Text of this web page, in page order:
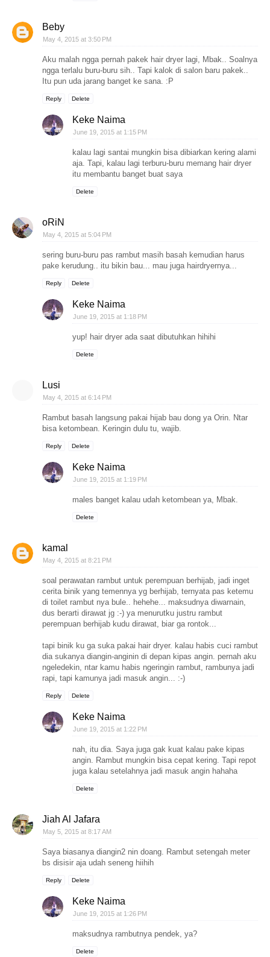
Beby
May 4, 2015 at 3:50 PM
Aku malah ngga pernah pakek hair dryer lagi, Mbak.. Soalnya
ngga terlalu buru-buru sih.. Tapi kalok di salon baru pakek..
Itu pun uda jarang banget ke sana. :P
Reply Delete
Keke Naima
June 19, 2015 at 1:15 PM
kalau lagi santai mungkin bisa dibiarkan kering alami
aja. Tapi, kalau lagi terburu-buru memang hair dryer
itu membantu banget buat saya
Delete
oRiN
May 4, 2015 at 5:04 PM
sering buru-buru pas rambut masih basah kemudian harus
pake kerudung.. itu bikin bau... mau juga hairdryernya...
Reply Delete
Keke Naima
June 19, 2015 at 1:18 PM
yup! hair dryer ada saat dibutuhkan hihihi
Delete
Lusi
May 4, 2015 at 6:14 PM
Rambut basah langsung pakai hijab bau dong ya Orin. Ntar
bisa ketombean. Keringin dulu tu, wajib.
Reply Delete
Keke Naima
June 19, 2015 at 1:19 PM
males banget kalau udah ketombean ya, Mbak.
Delete
kamal
May 4, 2015 at 8:21 PM
soal perawatan rambut untuk perempuan berhijab, jadi inget
cerita binik yang temennya yg berhijab, ternyata pas ketemu
di toilet rambut nya bule.. hehehe... maksudnya diwarnain,
dus berarti dirawat jg :-) ya menurutku justru rambut
perempuan berhijab kudu dirawat, biar ga rontok...
tapi binik ku ga suka pakai hair dryer. kalau habis cuci rambut
dia sukanya diangin-anginin di depan kipas angin. pernah aku
ngeledekin, ntar kamu habis ngeringin rambut, rambunya jadi
rapi, tapi kamunya jadi masuk angin... :-)
Reply Delete
Keke Naima
June 19, 2015 at 1:22 PM
nah, itu dia. Saya juga gak kuat kalau pake kipas
angin. Rambut mungkin bisa cepat kering. Tapi repot
juga kalau setelahnya jadi masuk angin hahaha
Delete
Jiah Al Jafara
May 5, 2015 at 8:17 AM
Saya biasanya diangin2 nin doang. Rambut setengah meter
bs disisir aja udah seneng hiihih
Reply Delete
Keke Naima
June 19, 2015 at 1:26 PM
maksudnya rambutnya pendek, ya?
Delete